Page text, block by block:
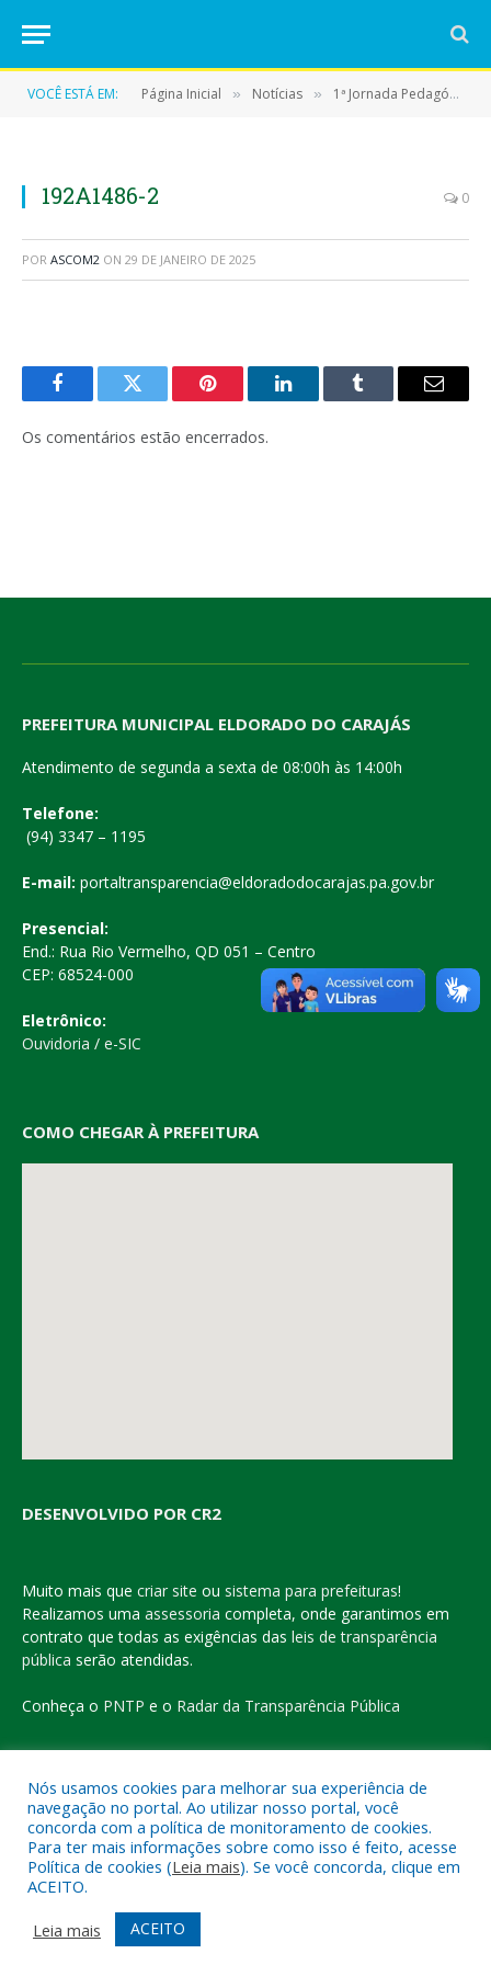
VOCÊ ESTÁ EM: Página Inicial » Notícias » 1ª Jornada Pedagógica de Eldorado do Carajás: “Ressignificação do Ensino-Aprendizagem em Rede
192A1486-2 0
POR ASCOM2 ON 29 DE JANEIRO DE 2025
FacebookTwitter Pinterest LinkedInTumblr
E-
Os comentários estão encerrados.
PREFEITURA MUNICIPAL ELDORADO DO CARAJÁS
Atendimento de segunda a sexta de 08:00h às 14:00h
Telefone:
(94) 3347 – 1195
E-mail: portaltransparencia@eldoradodocarajas.pa.gov.br
Presencial:
End.: Rua Rio Vermelho, QD 051 – Centro
CEP: 68524-000
Eletrônico:
Ouvidoria / e-SIC
COMO CHEGAR À PREFEITURA
DESENVOLVIDO POR CR2
Muito mais que criar site ou sistema para prefeituras!
Realizamos uma assessoria completa, onde garantimos em
contrato que todas as exigências das leis de transparência
pública serão atendidas.
Conheça o PNTP e o Radar da Transparência Pública
Todos os direitos reservados a Prefeitura Municipal de Eldorado
do Carajás
Mapa do Site
Acessar o Webmail
Nós usamos cookies para melhorar sua experiência de
navegação no portal. Ao utilizar nosso portal, você
concorda com a política de monitoramento de cookies.
Para ter mais informações sobre como isso é feito, acesse
Política de cookies (Leia mais). Se você concorda, clique em
ACEITO.
Leia mais
ACEITO